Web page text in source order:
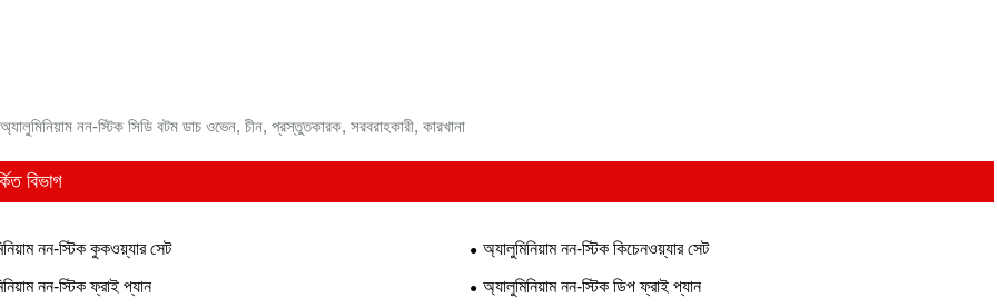
নন-স্টিক সিডি বটম ডাচ ওভেন, চীন, প্রস্তুতকারক, সরবরাহকারী, কারখানা
বিভাগ
নন-স্টিক কুকওয়্যার সেট
অ্যালুমিনিয়াম নন-স্টিক কিচেনওয়্যার সেট
নন-স্টিক ফ্রাই প্যান
অ্যালুমিনিয়াম নন-স্টিক ডিপ ফ্রাই প্যান